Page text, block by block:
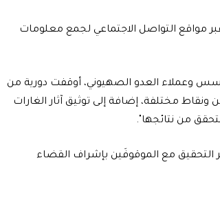
مواقع التواصل الاجتماعي لجمع معلومات
وعملاء العدو الصهيوني، أوقفت دورية من
مختلفة، إضافة إلى توثيق آثار الغارات
من نتائجها".
التحقيق مع الموقوفَين بإشراف القضاء